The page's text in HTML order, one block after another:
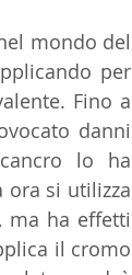
mondo del
per
Fino a
danni
lo ha
ora si utilizza
ma ha effetti
il cromo